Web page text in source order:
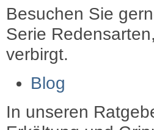
Besuchen Sie
Serie
verbirgt.
Blog
In unseren